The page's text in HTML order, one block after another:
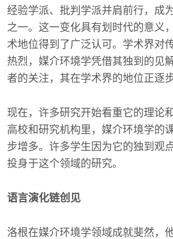
经验学派、批判学派并肩前行，成
之一。这一变化具有划时代的意义
术地位得到了广泛认可。学术界对
热烈，媒介环境学凭借其独到的见
者的关注，其在学术界的地位正逐步
现在，许多研究开始看重它的理论
高校和研究机构里，媒介环境学的
步增多。许多学生因为它的独到观
投身于这个领域的研究。
语言演化链创见
洛根在媒介环境学领域成就斐然，